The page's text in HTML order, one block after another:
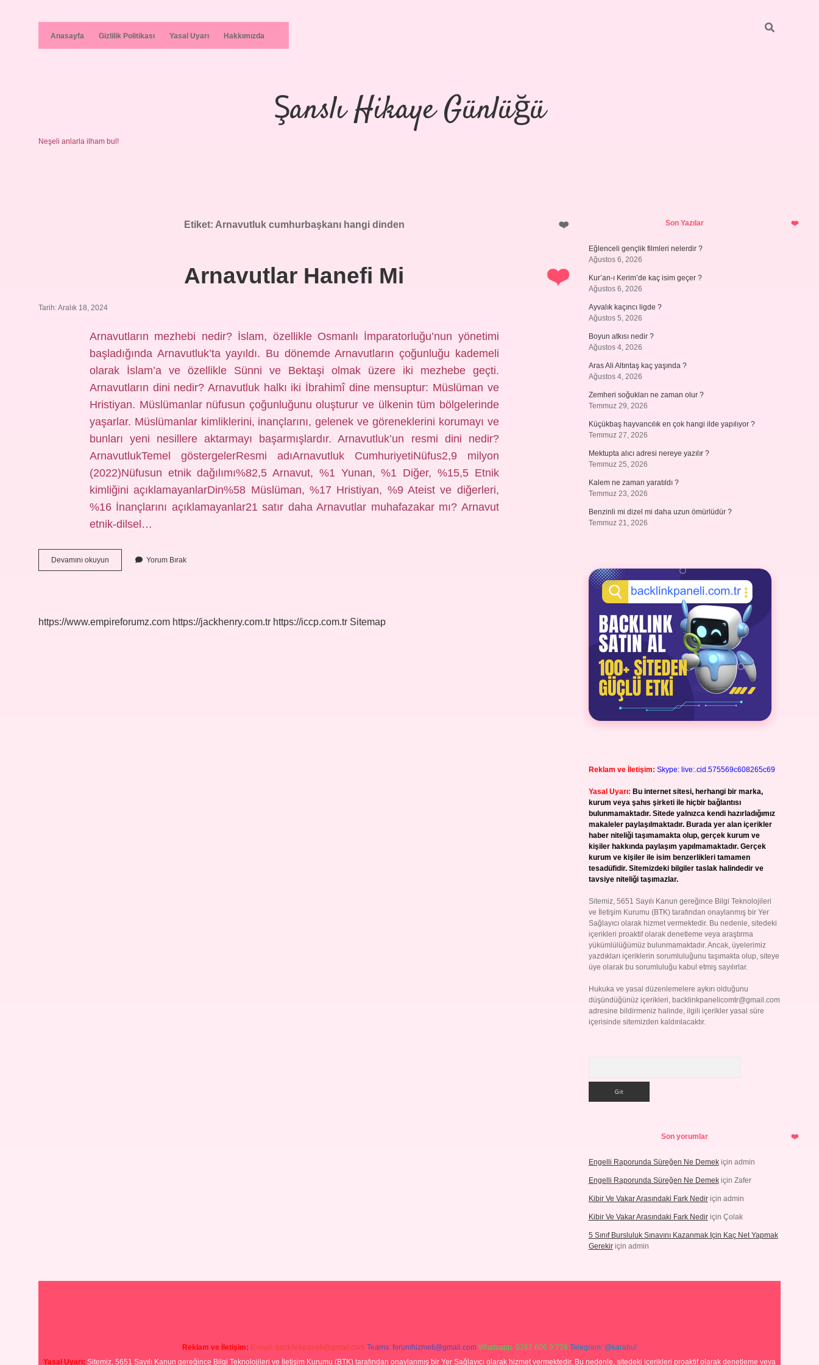
Anasayfa Gizlilik Politikası Yasal Uyarı Hakkımızda
Şanslı Hikaye Günlüğü
Neşeli anlarla ilham bul!
Etiket: Arnavutluk cumhurbaşkanı hangi dinden
Arnavutlar Hanefi Mi
Tarih: Aralık 18, 2024
Arnavutların mezhebi nedir? İslam, özellikle Osmanlı İmparatorluğu’nun yönetimi
başladığında Arnavutluk’ta yayıldı. Bu dönemde Arnavutların çoğunluğu kademeli
olarak İslam’a ve özellikle Sünni ve Bektaşi olmak üzere iki mezhebe geçti.
Arnavutların dini nedir? Arnavutluk halkı iki İbrahimî dine mensuptur: Müslüman ve
Hristiyan. Müslümanlar nüfusun çoğunluğunu oluşturur ve ülkenin tüm bölgelerinde
yaşarlar. Müslümanlar kimliklerini, inançlarını, gelenek ve göreneklerini korumayı ve
bunları yeni nesillere aktarmayı başarmışlardır. Arnavutluk’un resmi dini nedir?
ArnavutlukTemel göstergelerResmi adıArnavutluk CumhuriyetiNüfus2,9 milyon
(2022)Nüfusun etnik dağılımı%82,5 Arnavut, %1 Yunan, %1 Diğer, %15,5 Etnik
kimliğini açıklamayanlarDin%58 Müslüman, %17 Hristiyan, %9 Ateist ve diğerleri,
%16 İnançlarını açıklamayanlar21 satır daha Arnavutlar muhafazakar mı? Arnavut
etnik-dilsel…
Devamını okuyun Arnavutlar
Hanefi
Yorum Bırak
https://www.empireforumz.com https://jackhenry.com.tr https://iccp.com.tr Sitemap
SidebarSon Yazılar
Eğlenceli gençlik filmleri nelerdir ?
Ağustos 6, 2026
Kur’an-ı Kerim’de kaç isim geçer ?
Ağustos 6, 2026
Ayvalık kaçıncı ligde ?
Ağustos 5, 2026
Boyun atkısı nedir ?
Ağustos 4, 2026
Aras Ali Altıntaş kaç yaşında ?
Ağustos 4, 2026
Zemheri soğukları ne zaman olur ?
Temmuz 29, 2026
Küçükbaş hayvancılık en çok hangi ilde yapılıyor ?
Temmuz 27, 2026
Mektupta alıcı adresi nereye yazılır ?
Temmuz 25, 2026
Kalem ne zaman yaratıldı ?
Temmuz 23, 2026
Benzinli mi dizel mi daha uzun ömürlüdür ?
Temmuz 21, 2026
Reklam ve İletişim: Skype: live:.cid.575569c608265c69
Yasal Uyarı: Bu internet sitesi, herhangi bir marka,
kurum veya şahıs şirketi ile hiçbir bağlantısı
bulunmamaktadır. Sitede yalnızca kendi hazırladığımız
makaleler paylaşılmaktadır. Burada yer alan içerikler
haber niteliği taşımamakta olup, gerçek kurum ve
kişiler hakkında paylaşım yapılmamaktadır. Gerçek
kurum ve kişiler ile isim benzerlikleri tamamen
tesadüfidir. Sitemizdeki bilgiler taslak halindedir ve
tavsiye niteliği taşımazlar.
Sitemiz, 5651 Sayılı Kanun gereğince Bilgi Teknolojileri
ve İletişim Kurumu (BTK) tarafından onaylanmış bir Yer
Sağlayıcı olarak hizmet vermektedir. Bu nedenle, sitedeki
içerikleri proaktif olarak denetleme veya araştırma
yükümlülüğümüz bulunmamaktadır. Ancak, üyelerimiz
yazdıkları içeriklerin sorumluluğunu taşımakta olup, siteye
üye olarak bu sorumluluğu kabul etmiş sayılırlar.
Hukuka ve yasal düzenlemelere aykırı olduğunu
düşündüğünüz içerikleri, backlinkpanelicomtr@gmail.com
adresine bildirmeniz halinde, ilgili içerikler yasal süre
içerisinde sitemizden kaldırılacaktır.
Son yorumlar
Engelli Raporunda Süreğen Ne Demekiçin admin
Engelli Raporunda Süreğen Ne Demekiçin Zafer
Kibir Ve Vakar Arasındaki Fark Nediriçin admin
Kibir Ve Vakar Arasındaki Fark Nediriçin Çolak
5 Sınıf Bursluluk Sınavını Kazanmak Için Kaç Net Yapmak
Gerekiriçin admin
Reklam ve İletişim: E-mail: backlinkpaneli@gmail.com Teams: forumhizmeti@gmail.com Whatsapp: 0262 606 0 726 Telegram: @karabul
Yasal Uyarı: Sitemiz, 5651 Sayılı Kanun gereğince Bilgi Teknolojileri ve İletişim Kurumu (BTK) tarafından onaylanmış bir Yer Sağlayıcı olarak hizmet vermektedir. Bu nedenle, sitedeki içerikleri proaktif olarak denetleme veya